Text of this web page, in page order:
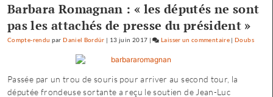
Barbara Romagnan : « les députés ne sont
pas les attachés de presse du président »
Compte-rendu parDaniel Bordür | 13 juin 2017 | Laisser un commentaire on
à
Besançon
|Doubs
Passée par un trou de souris pour arriver au second tour, la
députée frondeuse sortante a reçu le soutien de Jean-Luc